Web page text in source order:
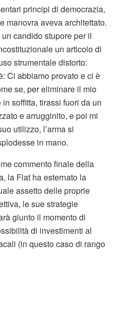
principi di democrazia,
manovra aveva architettato.
candido stupore per il
un articolo di
strumentale distorto:
Ci abbiamo provato e ci è
se, per eliminare il mio
soffitta, tirassi fuori da un
e arrugginito, e poi mi
utilizzo, l’arma si
in mano.
commento finale della
la Fiat ha esternato la
assetto delle proprie
le sue strategie
giunto il momento di
di investimenti al
(in questo caso di rango